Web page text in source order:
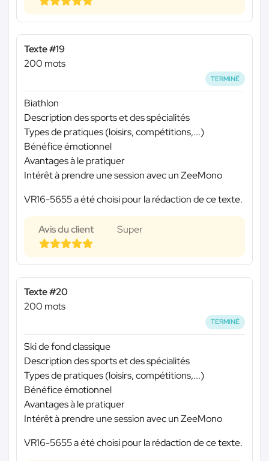
Texte #19
200 mots
TERMINÉ
Biathlon
Description des sports et des spécialités
Types de pratiques (loisirs, compétitions,...)
Bénéfice émotionnel
Avantages à le pratiquer
Intérêt à prendre une session avec un ZeeMono
VR16-5655 a été choisi pour la rédaction de ce texte.
Avis du client Super
Texte #20
200 mots
TERMINÉ
Ski de fond classique
Description des sports et des spécialités
Types de pratiques (loisirs, compétitions,...)
Bénéfice émotionnel
Avantages à le pratiquer
Intérêt à prendre une session avec un ZeeMono
VR16-5655 a été choisi pour la rédaction de ce texte.